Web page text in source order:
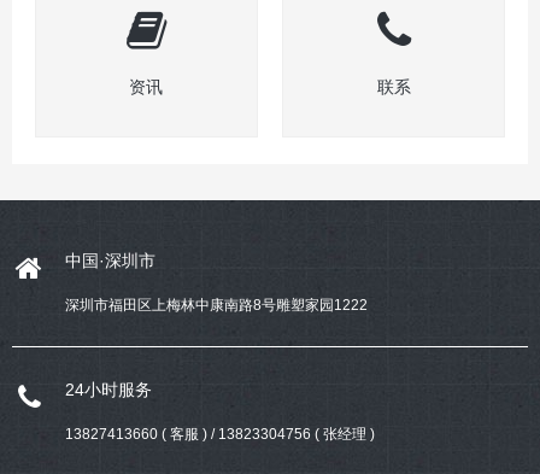
资讯 联系
中国·深圳市
深圳市福田区上梅林中康南路8号雕塑家园1222
24小时服务
13827413660 ( 客服 ) / 13823304756 ( 张经理 )